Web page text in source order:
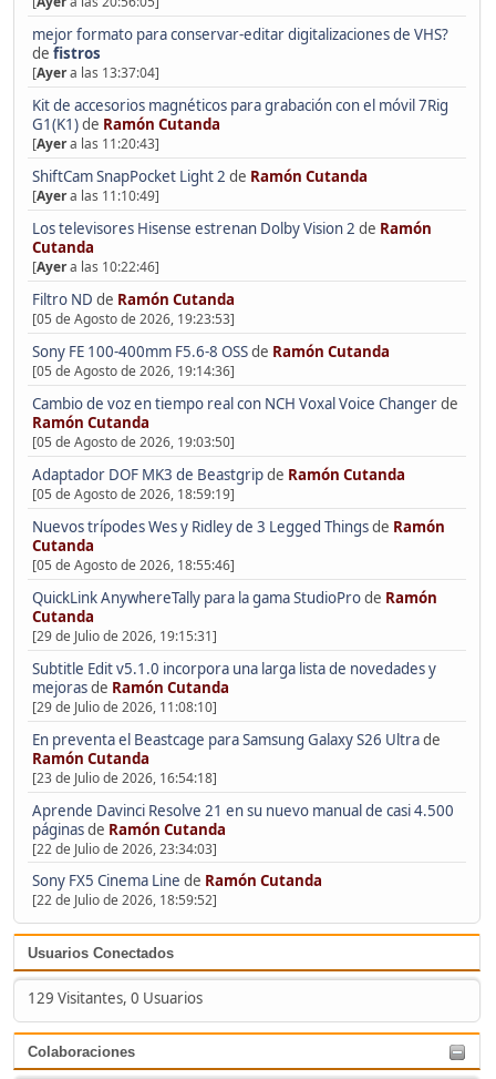
mejor formato para conservar-editar digitalizaciones de VHS?
de fistros
[Ayera las 13:37:04]
Kit de accesorios magnéticos para grabación con el móvil 7Rig
G1(K1)de Ramón Cutanda
[Ayera las 11:20:43]
ShiftCam SnapPocket Light 2 de Ramón Cutanda
[Ayera las 11:10:49]
Los televisores Hisense estrenan Dolby Vision 2 de Ramón
Cutanda
[Ayera las 10:22:46]
Filtro ND de Ramón Cutanda
[05 de Agosto de 2026, 19:23:53]
Sony FE 100-400mm F5.6-8 OSSde Ramón Cutanda
[05 de Agosto de 2026, 19:14:36]
Cambio de voz en tiempo real con NCH Voxal Voice Changerde
Ramón Cutanda
[05 de Agosto de 2026, 19:03:50]
Adaptador DOF MK3 de Beastgripde Ramón Cutanda
[05 de Agosto de 2026, 18:59:19]
Nuevos trípodes Wes y Ridley de 3 Legged Thingsde Ramón
Cutanda
[05 de Agosto de 2026, 18:55:46]
QuickLink AnywhereTally para la gama StudioProde Ramón
Cutanda
[29 de Julio de 2026, 19:15:31]
Subtitle Edit v5.1.0 incorpora una larga lista de novedades y
mejorasde Ramón Cutanda
[29 de Julio de 2026, 11:08:10]
En preventa el Beastcage para Samsung Galaxy S26 Ultrade
Ramón Cutanda
[23 de Julio de 2026, 16:54:18]
Aprende Davinci Resolve 21 en su nuevo manual de casi 4.500
páginasde Ramón Cutanda
[22 de Julio de 2026, 23:34:03]
Sony FX5 Cinema Line de Ramón Cutanda
[22 de Julio de 2026, 18:59:52]
Usuarios Conectados
129 Visitantes, 0 Usuarios
Colaboraciones